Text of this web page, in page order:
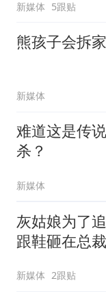
新媒体 5跟贴
熊孩子会拆
新媒体
难道这是传
杀？
新媒体
灰姑娘为了
跟鞋砸在总
新媒体 2跟贴